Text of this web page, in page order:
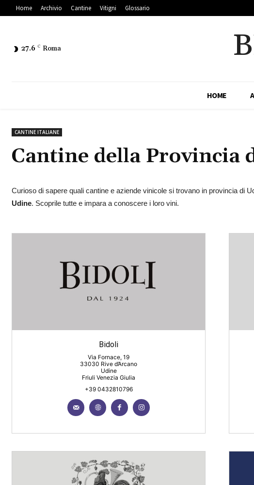
Home Archivio Cantine Vitigni Glossario
27.6 C Roma
HOME
CANTINE ITALIANE
Cantine della Provincia
Curioso di sapere quali cantine e aziende vinicole si trovano in provincia di
Udine. Scoprile tutte e impara a conoscere i loro vini.
Bidoli
Via Fornace, 19
33030 Rive d’Arcano
Udine
Friuli Venezia Giulia
+39 0432810796